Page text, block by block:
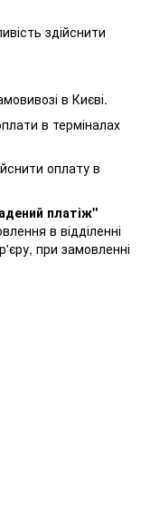
здійснити
в Києві.
в терміналах
оплату в
платіж"
в відділенні
при замовленні